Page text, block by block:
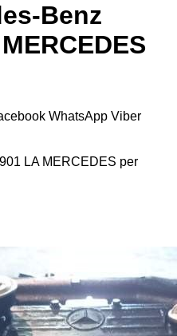
Benz
WhatsApp Viber
LA MERCEDES per